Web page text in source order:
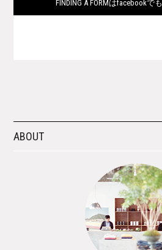
FINDING A FORMはfacebook
ABOUT